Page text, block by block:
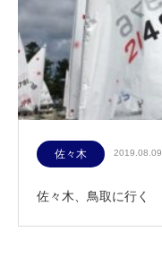
佐々木 2019.08.09
佐々木、鳥取に行く